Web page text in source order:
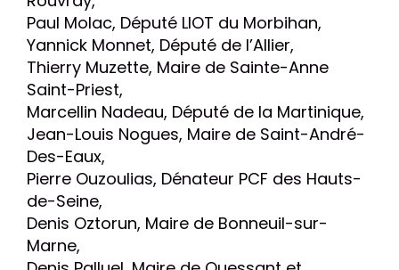
Paul Molac, Député LIOT du Morbihan,
Yannick Monnet, Député de l’Allier,
Thierry Muzette, Maire de Sainte-Anne
Saint-Priest,
Marcellin Nadeau, Député de la Martinique,
Jean-Louis Nogues, Maire de Saint-André-
Des-Eaux,
Pierre Ouzoulias, Dénateur PCF des Hauts-
de-Seine,
Denis Oztorun, Maire de Bonneuil-sur-
Marne,